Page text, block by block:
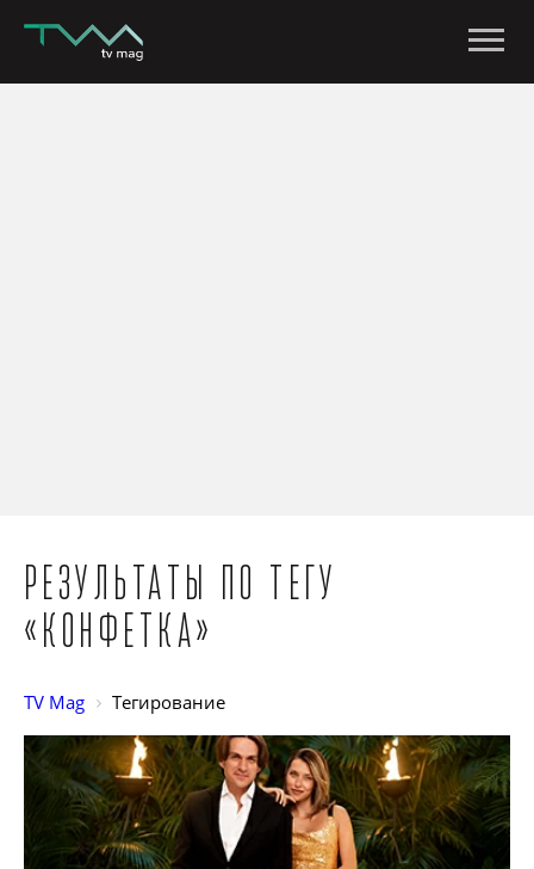
Результаты по тегу
«Конфетка»
TV Mag Тегирование